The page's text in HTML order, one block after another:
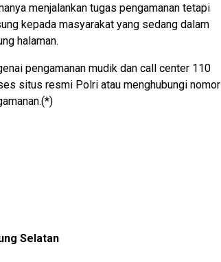
menjalankan tugas pengamanan tetapi
kepada masyarakat yang sedang dalam
halaman.
pengamanan mudik dan call center 110
situs resmi Polri atau menghubungi nomor
Selatan